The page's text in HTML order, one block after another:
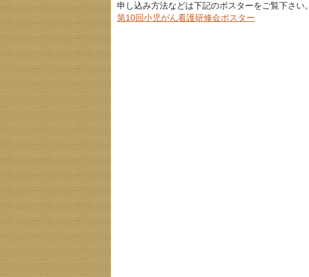
申し込み方法などは下記のポスターをご覧下さい。
第10回小児がん看護研修会ポスター